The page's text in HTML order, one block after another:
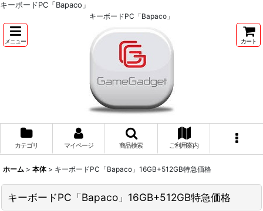
キーボードPC「Bapaco」
キーボードPC「Bapaco」
メニュー カート
カテゴリ マイページ 商品検索 ご利用案内
ホーム > 本体 > キーボードPC「Bapaco」16GB+512GB特急価格
キーボードPC「Bapaco」16GB+512GB特急価格